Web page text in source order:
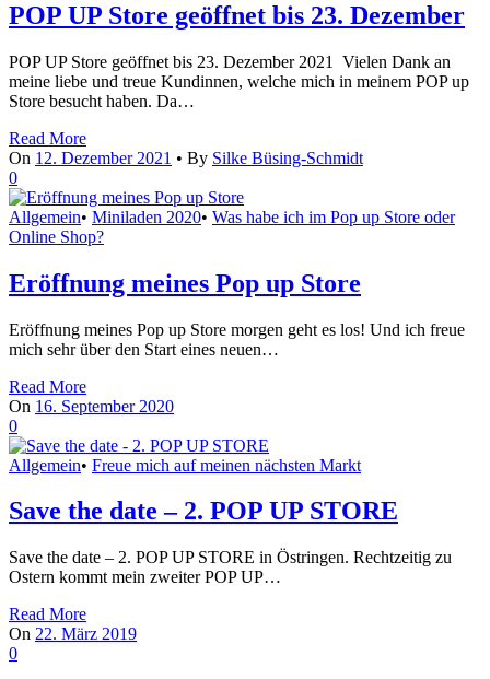
POP UP Store geöffnet bis 23. Dezember
POP UP Store geöffnet bis 23. Dezember 2021 Vielen Dank an
meine liebe und treue Kundinnen, welche mich in meinem POP up
Store besucht haben. Da…
Read More
On 12. Dezember 2021 • By Silke Büsing-Schmidt
0
Allgemein• Miniladen 2020• Was habe ich im Pop up Store oder
Online Shop?
Eröffnung meines Pop up Store
Eröffnung meines Pop up Store morgen geht es los! Und ich freue
mich sehr über den Start eines neuen…
Read More
On 16. September 2020
0
Allgemein• Freue mich auf meinen nächsten Markt
Save the date – 2. POP UP STORE
Save the date – 2. POP UP STORE in Östringen. Rechtzeitig zu
Ostern kommt mein zweiter POP UP…
Read More
On 22. März 2019
0